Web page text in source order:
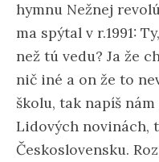
hymnu Nežnej
ma spýtal v r.1991:
než tú vedu? Ja že
nič iné a on že to
školu, tak napíš
Lidových novinách,
Československu.